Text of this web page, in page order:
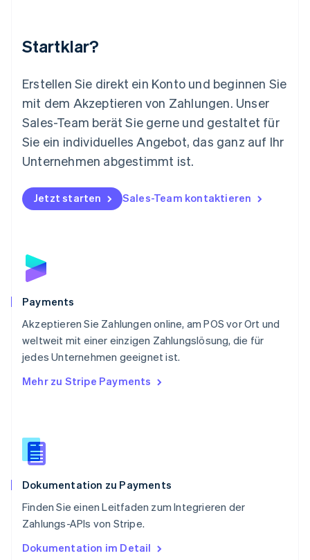
Startklar?
Erstellen Sie direkt ein Konto und beginnen Sie
mit dem Akzeptieren von Zahlungen. Unser
Sales-Team berät Sie gerne und gestaltet für
Sie ein individuelles Angebot, das ganz auf Ihr
Unternehmen abgestimmt ist.
Jetzt starten Sales-Team kontaktieren
Payments
Akzeptieren Sie Zahlungen online, am POS vor Ort und
weltweit mit einer einzigen Zahlungslösung, die für
jedes Unternehmen geeignet ist.
Mehr zu Stripe Payments
Dokumentation zu Payments
Finden Sie einen Leitfaden zum Integrieren der
Zahlungs-APIs von Stripe.
Dokumentation im Detail
Mexiko
English
Niederlande
Nederlands English
Norwegen
English
Österreich
Polen
English
Portugal
Schweden
Schweiz
Singapur
English简体中文
Slowakei
Slowenien
English
Spanien
Thailand
Tschechische Republik
English
English